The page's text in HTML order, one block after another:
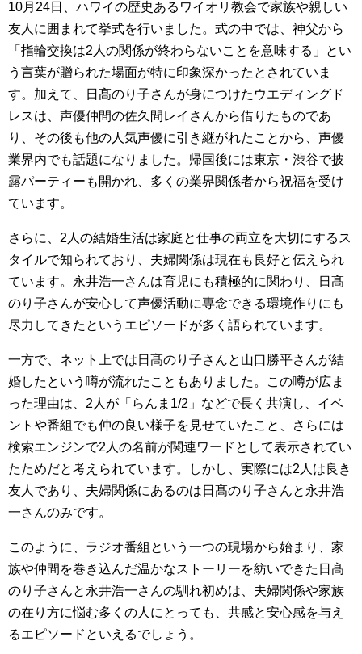
10月24日、ハワイの歴史あるワイオリ教会で家族や親しい
友人に囲まれて挙式を行いました。式の中では、神父から
「指輪交換は2人の関係が終わらないことを意味する」とい
う言葉が贈られた場面が特に印象深かったとされていま
す。加えて、日髙のり子さんが身につけたウエディングド
レスは、声優仲間の佐久間レイさんから借りたものであ
り、その後も他の人気声優に引き継がれたことから、声優
業界内でも話題になりました。帰国後には東京・渋谷で披
露パーティーも開かれ、多くの業界関係者から祝福を受け
ています。
さらに、2人の結婚生活は家庭と仕事の両立を大切にするス
タイルで知られており、夫婦関係は現在も良好と伝えられ
ています。永井浩一さんは育児にも積極的に関わり、日髙
のり子さんが安心して声優活動に専念できる環境作りにも
尽力してきたというエピソードが多く語られています。
一方で、ネット上では日髙のり子さんと山口勝平さんが結
婚したという噂が流れたこともありました。この噂が広ま
った理由は、2人が「らんま1/2」などで長く共演し、イベ
ントや番組でも仲の良い様子を見せていたこと、さらには
検索エンジンで2人の名前が関連ワードとして表示されてい
たためだと考えられています。しかし、実際には2人は良き
友人であり、夫婦関係にあるのは日髙のり子さんと永井浩
一さんのみです。
このように、ラジオ番組という一つの現場から始まり、家
族や仲間を巻き込んだ温かなストーリーを紡いできた日髙
のり子さんと永井浩一さんの馴れ初めは、夫婦関係や家族
の在り方に悩む多くの人にとっても、共感と安心感を与え
るエピソードといえるでしょう。